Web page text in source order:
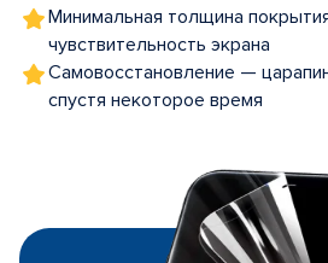
Минимальная толщина
чувствительность экрана
Самовосстановление —
спустя некоторое время